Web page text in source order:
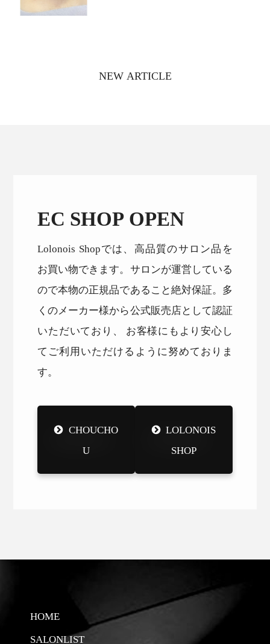
NEW ARTICLE
EC SHOP OPEN
Lolonois Shopでは、高品質のサロン品を
お買い物できます。サロンが運営している
ので本物の正規品であること絶対保証。多
くのメーカー様から公式販売店として認証
いただいており、 お客様にもより安心し
てご利用いただけるように努めておりま
す。
CHOUCHO
U
LOLONOIS
SHOP
HOME
SALONLIST